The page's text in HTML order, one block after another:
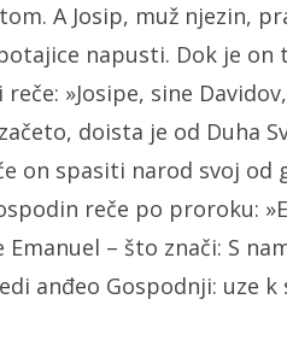
A Josip, muž njezin,
napusti. Dok je on
reče: »Josipe, sine
doista je od Duha
on spasiti narod svoj od
reče po proroku:
Emanuel – što znači: S
anđeo Gospodnji: uze k